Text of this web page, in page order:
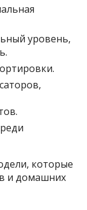
уровень,
которые
и домашних